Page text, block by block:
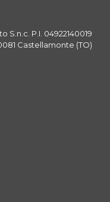
P.I. 04922140019
Castellamonte (TO)